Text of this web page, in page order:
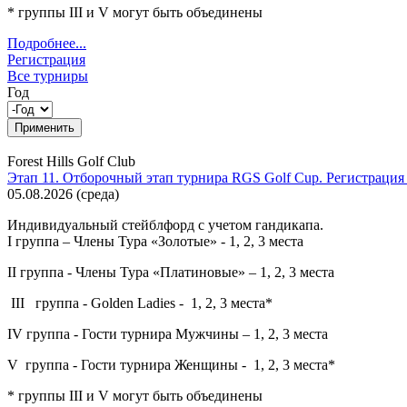
* группы III и V могут быть объединены
Подробнее...
Регистрация
Все турниры
Год
Год
Год
Forest Hills Golf Club
Этап 11. Отборочный этап турнира RGS Golf Cup. Регистрация
05.08.2026 (среда)
Индивидуальный стейблфорд с учетом гандикапа.
I группа – Члены Тура «Золотые» - 1, 2, 3 места
II группа - Члены Тура «Платиновые» – 1, 2, 3 места
III группа - Golden Ladies - 1, 2, 3 места*
IV группа - Гости турнира Мужчины – 1, 2, 3 места
V группа - Гости турнира Женщины - 1, 2, 3 места*
* группы III и V могут быть объединены